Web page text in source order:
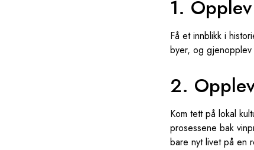
1.
Få et innblikk i
byer, og
2.
Kom tett på lokal
prosessene bak
bare nyt livet på en